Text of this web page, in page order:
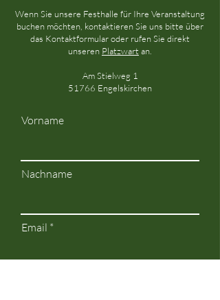
Wenn Sie unsere Festhalle für Ihre Veranstaltung
buchen möchten, kontaktieren Sie uns bitte über
das Kontaktformular oder rufen Sie direkt
unseren Platzwart an.
Am Stielweg 1
51766 Engelskirchen
Vorname
Nachname
Email